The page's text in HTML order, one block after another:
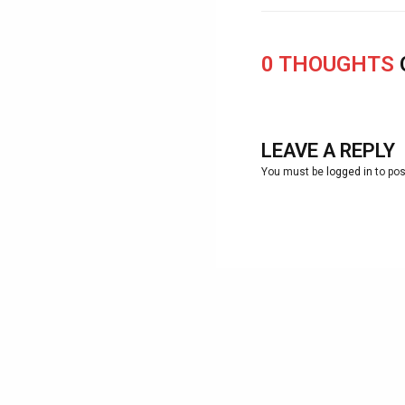
0 THOUGHTS
LEAVE A REPLY
You must be logged in to